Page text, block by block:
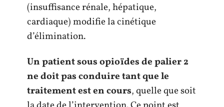
(insuffisance rénale, hépatique,
cardiaque) modifie la cinétique
d’élimination.
Un patient sous opioïdes de palier 2
ne doit pas conduire tant que le
traitement est en cours, quelle que soit